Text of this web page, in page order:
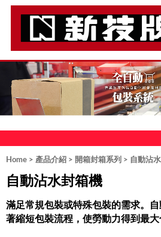
Home > 產品介紹 > 開箱封箱系列 > 自動沾
自動沾水封箱機
滿足常規包裝或特殊包裝的需求。
著縮短包裝流程，使勞動力得到最大